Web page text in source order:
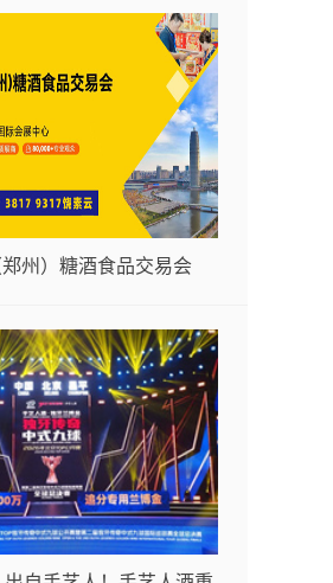
州）糖酒食品交易会